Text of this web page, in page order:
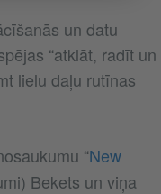
un datu
“atklāt, radīt un
lielu daļu rutīnas
“New
Bekets un viņa